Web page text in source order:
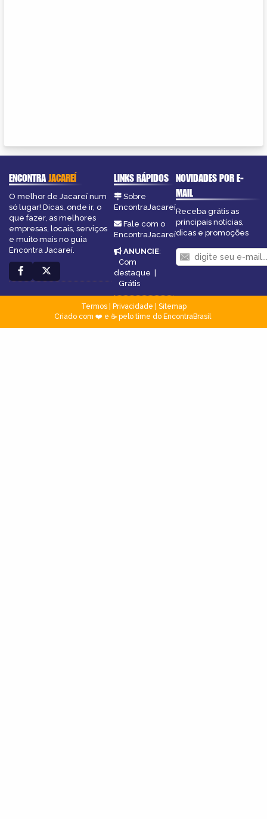
ENCONTRAJACAREÍ
O melhor de Jacareí num
só lugar! Dicas, onde ir, o
que fazer, as melhores
empresas, locais, serviços
e muito mais no guia
Encontra Jacareí.
LINKS RÁPIDOS
Sobre
EncontraJacareí
Fale com o
EncontraJacareí
ANUNCIE:
Com
destaque |
Grátis
NOVIDADES POR E-
MAIL
Receba grátis as
principais notícias,
dicas e promoções
Termos| Privacidade
Sitemap
Criado com ❤️ e ☕ pelo time do EncontraBrasil